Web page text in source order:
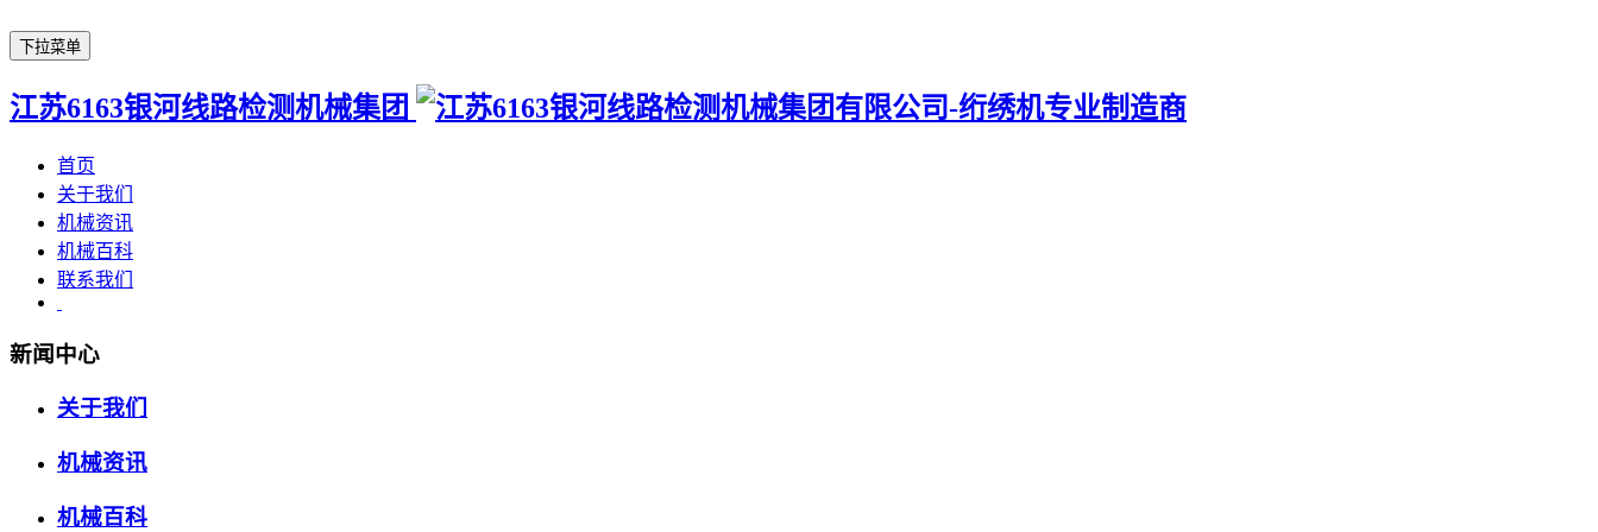
下拉菜单
江苏6163银河线路检测机械集团
首页
关于我们
机械资讯
机械百科
联系我们
新闻中心
关于我们
机械资讯
机械百科